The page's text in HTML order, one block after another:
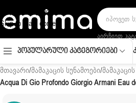
Skip to navigation
Skip to main content
ᲐᲘᲠᲩᲘᲔᲗ
Პოპულარული Კატეგორიები
მთავარი/მამაკაცის სუნამოები/
Acqua Di Gio Profondo Giorgio Armani Eau